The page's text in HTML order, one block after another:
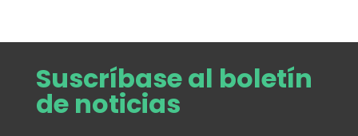
Suscríbase al boletín
de noticias